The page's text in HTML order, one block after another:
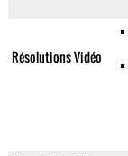
Résolutions Vidéo